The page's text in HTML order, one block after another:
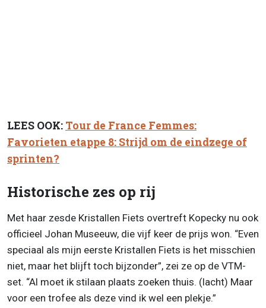
LEES OOK: Tour de France Femmes:
Favorieten etappe 8: Strijd om de eindzege of
sprinten?
Historische zes op rij
Met haar zesde Kristallen Fiets overtreft Kopecky nu ook
officieel Johan Museeuw, die vijf keer de prijs won. “Even
speciaal als mijn eerste Kristallen Fiets is het misschien
niet, maar het blijft toch bijzonder”, zei ze op de VTM-
set. “Al moet ik stilaan plaats zoeken thuis. (lacht) Maar
voor een trofee als deze vind ik wel een plekje.”